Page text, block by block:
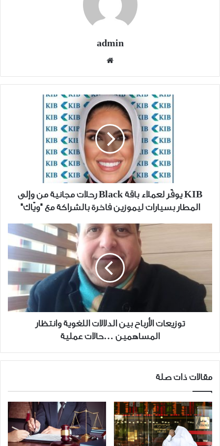
admin
وإلى
المطار
بسيارات
ليموزين
بالشراكة
"ويّاك"
KIB يوفّر لعملاء باقة Black رحلات مجانية من وإلى
المطار بسيارات ليموزين فاخرة بالشراكة مع "ويّاك"
توزيعات
بين
اللغوية
وانتظار
المساهمين
…
توزيعات الأرباح بين الدلالات اللغوية وانتظار
المساهمين …حالات عملية
مقالات ذات صلة